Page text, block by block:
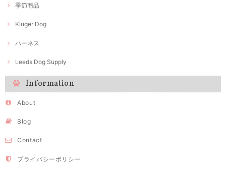
季節商品
Kluger Dog
ハーネス
Leeds Dog Supply
Information
About
Blog
Contact
プライバシーポリシー